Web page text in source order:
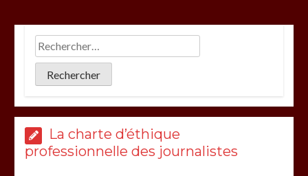
La charte d’éthique
professionnelle des journalistes